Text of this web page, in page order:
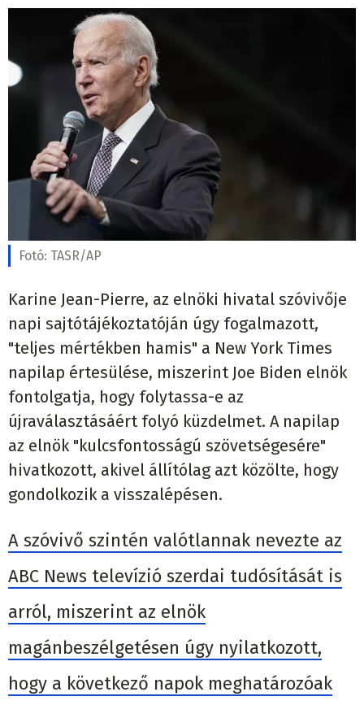
Fotó: TASR/AP
Karine Jean-Pierre, az elnöki hivatal szóvivője
napi sajtótájékoztatóján úgy fogalmazott,
"teljes mértékben hamis" a New York Times
napilap értesülése, miszerint Joe Biden elnök
fontolgatja, hogy folytassa-e az
újraválasztásáért folyó küzdelmet. A napilap
az elnök "kulcsfontosságú szövetségesére"
hivatkozott, akivel állítólag azt közölte, hogy
gondolkozik a visszalépésen.
A szóvivő szintén valótlannak nevezte az
ABC News televízió szerdai tudósítását is
arról, miszerint az elnök
magánbeszélgetésen úgy nyilatkozott,
hogy a következő napok meghatározóak